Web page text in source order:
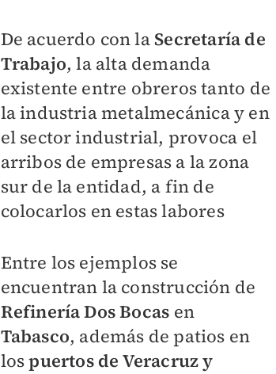
De acuerdo con la Secretaría de
Trabajo, la alta demanda
existente entre obreros tanto de
la industria metalmecánica y en
el sector industrial, provoca el
arribos de empresas a la zona
sur de la entidad, a fin de
colocarlos en estas labores
Entre los ejemplos se
encuentran la construcción de
Refinería Dos Bocas en
Tabasco, además de patios en
lospuertos de Veracruz y